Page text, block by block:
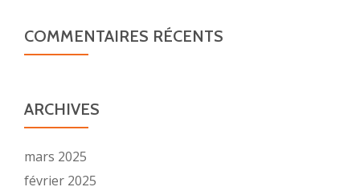
COMMENTAIRES RÉCENTS
ARCHIVES
mars 2025
février 2025